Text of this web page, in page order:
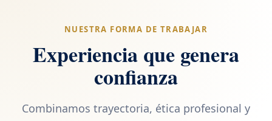
NUESTRA FORMA DE TRABAJAR
Experiencia que genera
confianza
Combinamos trayectoria, ética profesional y